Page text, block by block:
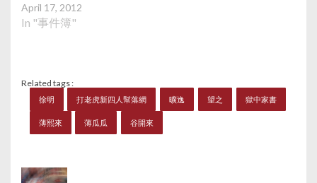
April 17, 2012
In "事件簿"
Related tags :
徐明 打老虎新四人幫落網 曠逸 望之 獄中家書
薄熙來 薄瓜瓜 谷開來